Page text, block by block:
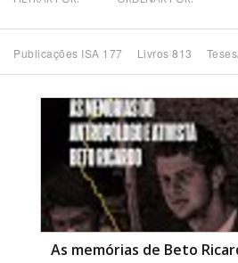
Área de Levantamento
Área Protegida
Publicações ISA 177 Livros 813
As memórias de Beto